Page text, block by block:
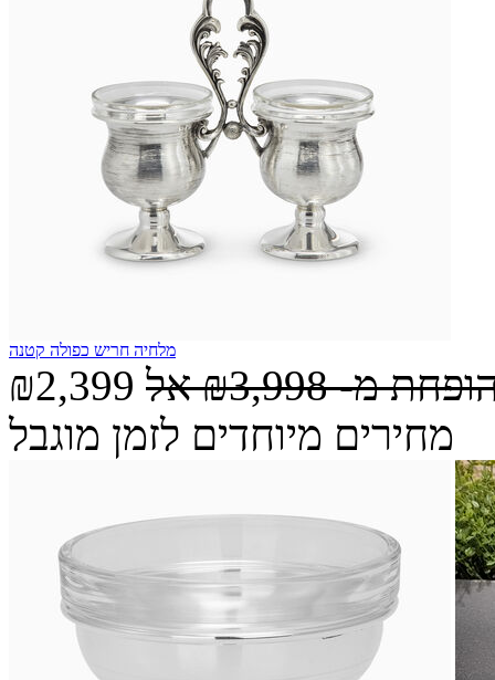
מלחיה חריש כפולה קטנה
₪2,399 מ-₪3,998 אל
מחירים מיוחדים לזמן מוגבל